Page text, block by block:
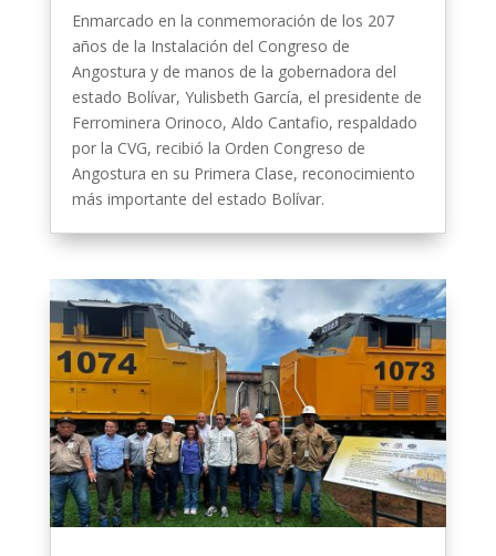
Enmarcado en la conmemoración de los 207
años de la Instalación del Congreso de
Angostura y de manos de la gobernadora del
estado Bolívar, Yulisbeth García, el presidente de
Ferrominera Orinoco, Aldo Cantafio, respaldado
por la CVG, recibió la Orden Congreso de
Angostura en su Primera Clase, reconocimiento
más importante del estado Bolívar.